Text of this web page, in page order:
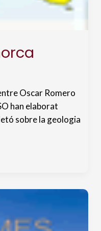
Oscar Romero
han elaborat
sobre la geologia